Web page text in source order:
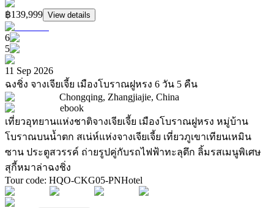
฿139,999 View details
6
5
11 Sep 2026
ฉงชิ่ง จางเจียเจี้ย เมืองโบราณฝูหรง 6 วัน 5 คืน
Chongqing, Zhangjiajie, China
ebook
เที่ยวอุทยานแห่งชาติจางเจียเจี้ย เมืองโบราณฝูหรง หมู่บ้าน
โบราณบนน้ำตก สเน่ห์แห่งจางเจียเจี้ย เที่ยวภูเขาเทียนเหมิน
ซาน ประตูสวรรค์ ถ่ายรูปคู่กับรถไฟฟ้าทะลุตึก ลิ้มรสเมนูพิเศษ
สุกี้หมาล่าฉงชิ่ง
Tour code: HQO-CKG05-PNHotel